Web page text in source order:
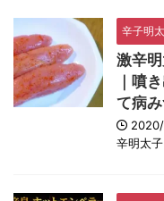
辛子明
激辛
｜噴
て病
辛明太子